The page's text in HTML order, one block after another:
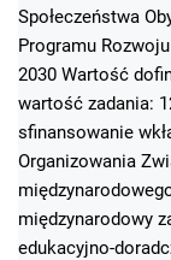
Społeczeństwa
Programu
2030 Wartość
wartość zadania:
sfinansowanie
Organizowania
międzynarodowy
edukacyjno-